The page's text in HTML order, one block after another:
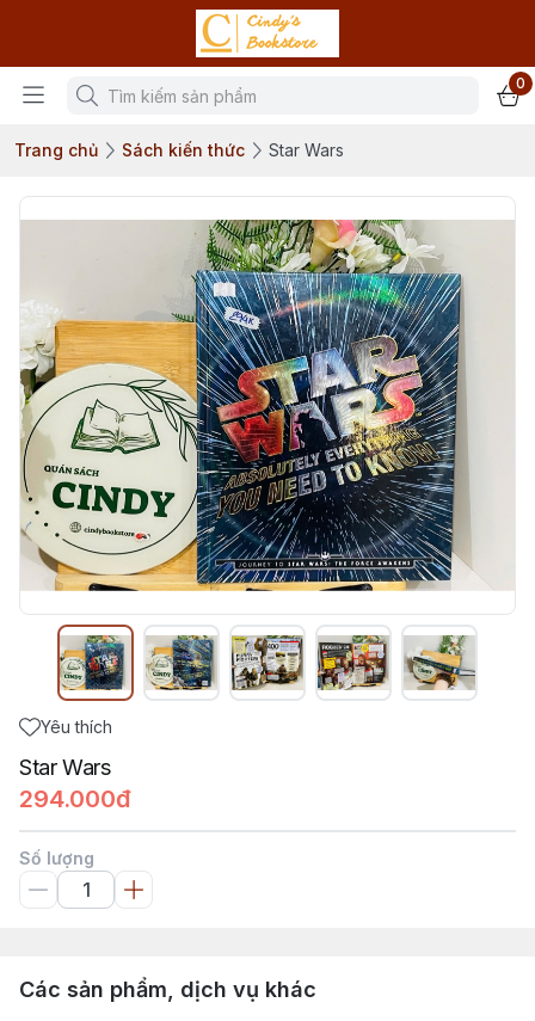
0
Trang chủ Sách kiến thức Star Wars
Yêu thích
Star Wars
294.000đ
Số lượng
Các sản phẩm, dịch vụ khác